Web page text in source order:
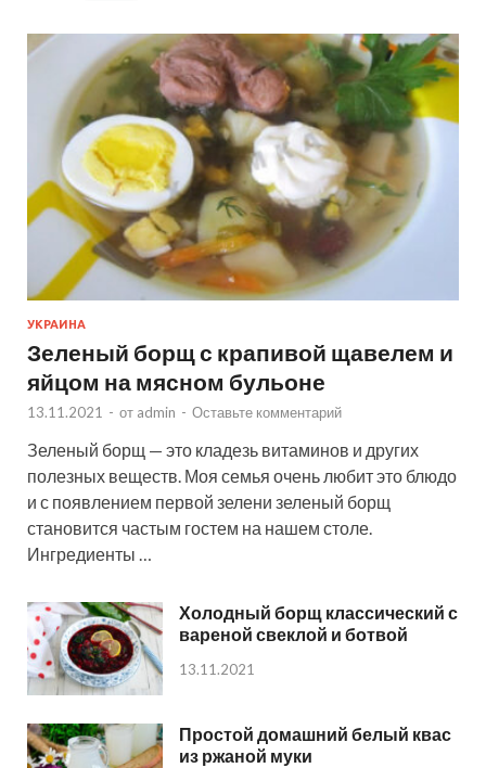
УКРАИНА
Зеленый борщ с крапивой щавелем и
яйцом на мясном бульоне
13.11.2021 - от admin - Оставьте комментарий
Зеленый борщ — это кладезь витаминов и других
полезных веществ. Моя семья очень любит это блюдо
и с появлением первой зелени зеленый борщ
становится частым гостем на нашем столе.
Ингредиенты …
Холодный борщ классический с
вареной свеклой и ботвой
13.11.2021
Простой домашний белый квас
из ржаной муки